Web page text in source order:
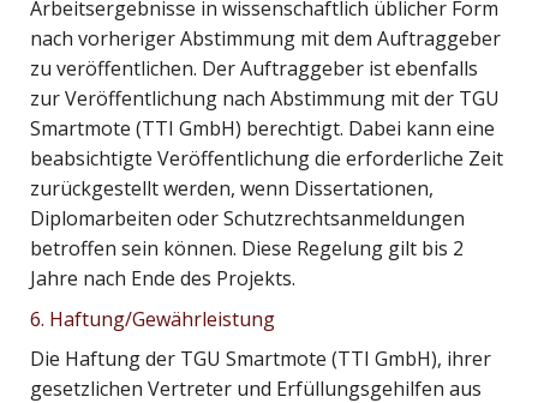
Arbeitsergebnisse in wissenschaftlich üblicher Form
nach vorheriger Abstimmung mit dem Auftraggeber
zu veröffentlichen. Der Auftraggeber ist ebenfalls
zur Veröffentlichung nach Abstimmung mit der TGU
Smartmote (TTI GmbH) berechtigt. Dabei kann eine
beabsichtigte Veröffentlichung die erforderliche Zeit
zurückgestellt werden, wenn Dissertationen,
Diplomarbeiten oder Schutzrechtsanmeldungen
betroffen sein können. Diese Regelung gilt bis 2
Jahre nach Ende des Projekts.
6. Haftung/Gewährleistung
Die Haftung der TGU Smartmote (TTI GmbH), ihrer
gesetzlichen Vertreter und Erfüllungsgehilfen aus